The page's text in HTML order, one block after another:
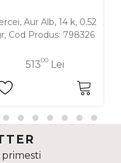
Aur Alb, 14 k, 0.52
Cod Produs: 798326
51300Lei
primesti